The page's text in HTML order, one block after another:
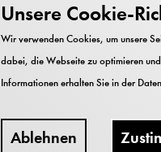
Unsere Cookie-
Wir verwenden Cookies, um unsere
dabei, die Webseite zu optimieren
Informationen erhalten Sie in der
Ablehnen